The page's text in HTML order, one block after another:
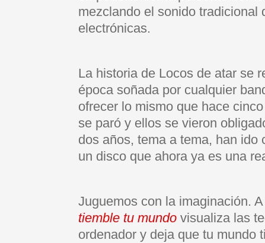
mezclando el sonido tradicional
electrónicas.
La historia de Locos de atar se
época soñada por cualquier
ofrecer lo mismo que hace
se paró y ellos se vieron
dos años, tema a tema, han ido
un disco que ahora ya es una
Juguemos con la imaginación.
tiemble tu mundo visualiza las
ordenador y deja que tu mundo